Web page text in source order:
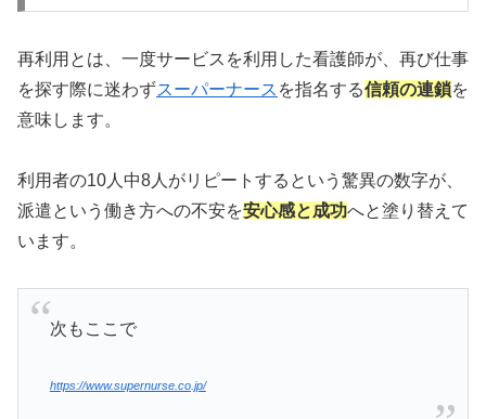
再利用とは、一度サービスを利用した看護師が、再び仕事
を探す際に迷わずスーパーナース を指名する信頼の連鎖を
意味します。
利用者の10人中8人がリピートするという驚異の数字が、
派遣という働き方への不安を安心感と成功へと塗り替えて
います。
次もここで
https://www.supernurse.co.jp/